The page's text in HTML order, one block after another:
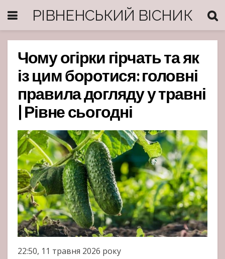
РІВНЕНСЬКИЙ ВІСНИК
Чому огірки гірчать та як
із цим боротися: головні
правила догляду у травні
| Рівне сьогодні
22:50, 11 травня 2026 року